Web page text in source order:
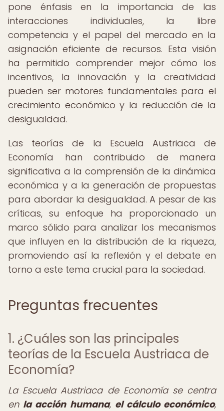
pone énfasis en la importancia de las
interacciones individuales, la libre
competencia y el papel del mercado en la
asignación eficiente de recursos. Esta visión
ha permitido comprender mejor cómo los
incentivos, la innovación y la creatividad
pueden ser motores fundamentales para el
crecimiento económico y la reducción de la
desigualdad.
Las teorías de la Escuela Austriaca de
Economía han contribuido de manera
significativa a la comprensión de la dinámica
económica y a la generación de propuestas
para abordar la desigualdad. A pesar de las
críticas, su enfoque ha proporcionado un
marco sólido para analizar los mecanismos
que influyen en la distribución de la riqueza,
promoviendo así la reflexión y el debate en
torno a este tema crucial para la sociedad.
Preguntas frecuentes
1. ¿Cuáles son las principales
teorías de la Escuela Austriaca de
Economía?
La Escuela Austriaca de Economía se centra
en la acción humana, el cálculo económico,